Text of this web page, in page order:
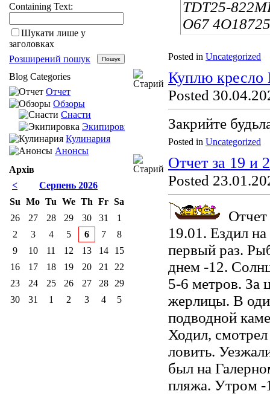
TDT25-
O67 4O18725
Posted in Uncategorized
Куплю кресло
Posted
Закрийте
Posted in Uncategorized
Отчет за 19 и
Posted
19.01. Ездил
первый раз.
днем -12.
5-6 метров. За
жерлицы. В
подводной
Ходил,
ловить.
был на
пляжа. Утром -
Containing Text:
Шукати лише у
заголовках
Розширений пошук
Blog Categories
Отчет
Обзоры
Снасти
Экипировка
Кулинария
Анонсы
Архів
<
Серпень 2026
Su Mo Tu We Th Fr Sa
26
27 28 29 30 31
1
2
3 4 5 6 7
8
9
10 11 12 13 14
15
16
17 18 19 20 21
22
23
24 25 26 27 28
29
30
31 1 2 3 4 5